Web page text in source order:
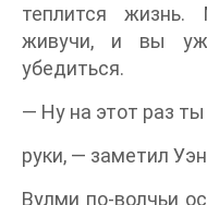
теплится жизнь.
живучи, и вы
убедиться.
— Ну на этот раз ты
руки, — заметил
Вулми по-волчьи